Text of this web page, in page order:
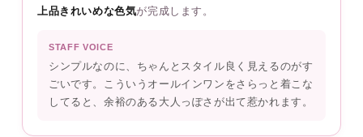
上品きれいめな色気が完成します。
STAFF VOICE
シンプルなのに、ちゃんとスタイル良く見えるのがす
ごいです。こういうオールインワンをさらっと着こな
してると、余裕のある大人っぽさが出て惹かれます。